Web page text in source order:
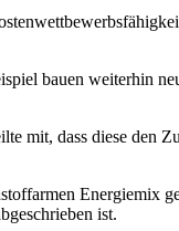
bauen weiterhin
mit, dass diese den
Energiemix
ist.